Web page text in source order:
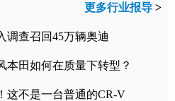
更多行业报导 >
调查召回45万辆奥迪
本田如何在质量下转型？
这不是一台普通的CR-V